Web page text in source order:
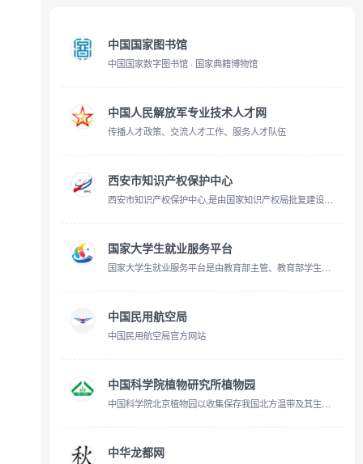
中国国家图书馆
中国国家数字图书馆 · 国家典籍博物馆
中国人民解放军专业技术人才网
传播人才政策、交流人才工作、服务人才队伍
西安市知识产权保护中心
西安市知识产权保护中心,是由国家知识产权局批复建设的西北地区首家知识产权保护中心,属西安市全额拨款公益一类事业单位,将面向西安市高端装备制造产业开展知识产权保护工作.
国家大学生就业服务平台
国家大学生就业服务平台是由教育部主管、教育部学生服务与素质发展中心运营的服务于高校毕业生及用人单位的公共就业服务平台。
中国民用航空局
中国民用航空局官方网站
中国科学院植物研究所植物园
中国科学院北京植物园以收集保存我国北方温带及其生态环境相似地区野生植物资源为主，重点进行珍稀濒危植物、特有植物、经济植物、观赏植物和环境修复植物等重点类群的 调查、收集与保育，并兼顾国外重
中华龙都网